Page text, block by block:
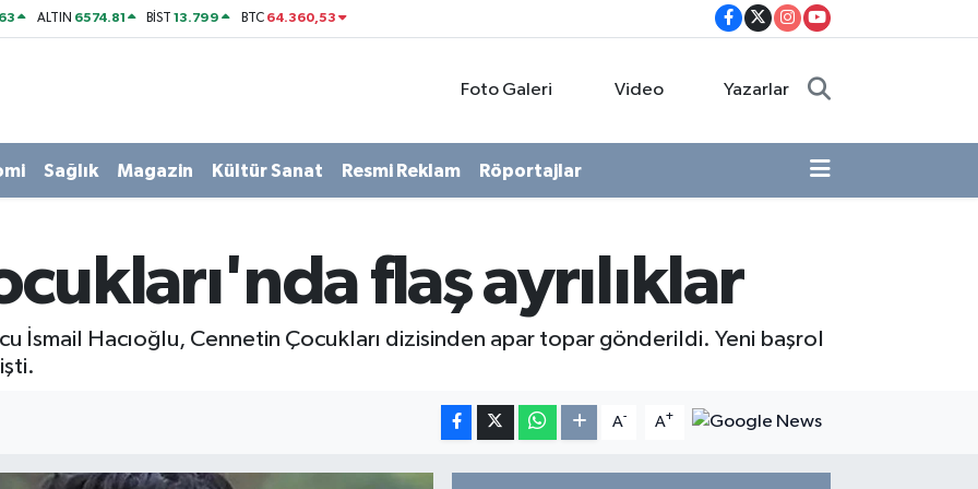
ALTIN 6574.81 BİST13.799 BTC 64.360,53
Foto Galeri Video Yazarlar
Sağlık Magazin Kültür Sanat Resmi Reklam Röportajlar
flaş ayrılıklar
İsmail Hacıoğlu, Cennetin Çocukları dizisinden apar topar gönderildi. Yeni başrol
A- A+